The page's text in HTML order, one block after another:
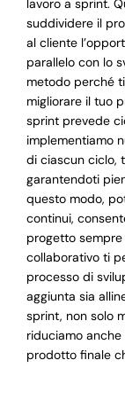
lavoro a sprint.
suddividere il
al cliente
parallelo con lo
metodo perché
migliorare il tuo
sprint prevede
implementiamo
di ciascun ciclo,
garantendoti
questo modo,
continui,
progetto
collaborativo ti
processo di
aggiunta sia
sprint, non solo
riduciamo
prodotto finale